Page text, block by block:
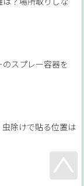
スプレー容器を
除けで貼る位置は